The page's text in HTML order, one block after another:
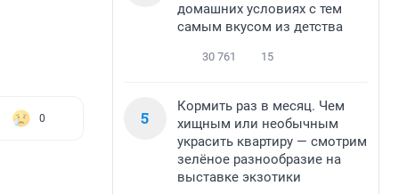
0
домашних условиях с тем
самым вкусом из детства
30 761 15
5
Кормить раз в месяц. Чем
хищным или необычным
украсить квартиру — смотрим
зелёное разнообразие на
выставке экзотики